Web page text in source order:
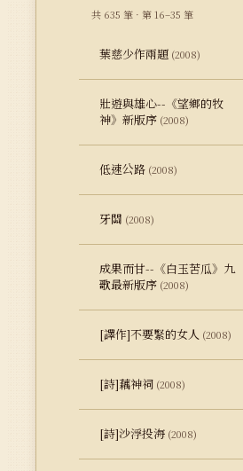
共 635 筆 · 第 16–35 筆
葉慈少作兩題 (2008)
壯遊與雄心--《望鄉的牧
神》新版序 (2008)
低速公路 (2008)
牙關 (2008)
成果而甘--《白玉苦瓜》九
歌最新版序 (2008)
[譯作]不要緊的女人 (2008)
[詩]藕神祠 (2008)
[詩]沙浮投海 (2008)